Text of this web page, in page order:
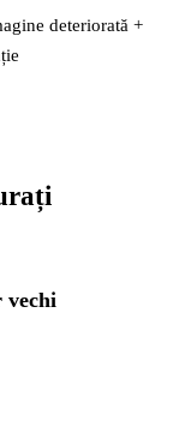
deteriorată +
vechi